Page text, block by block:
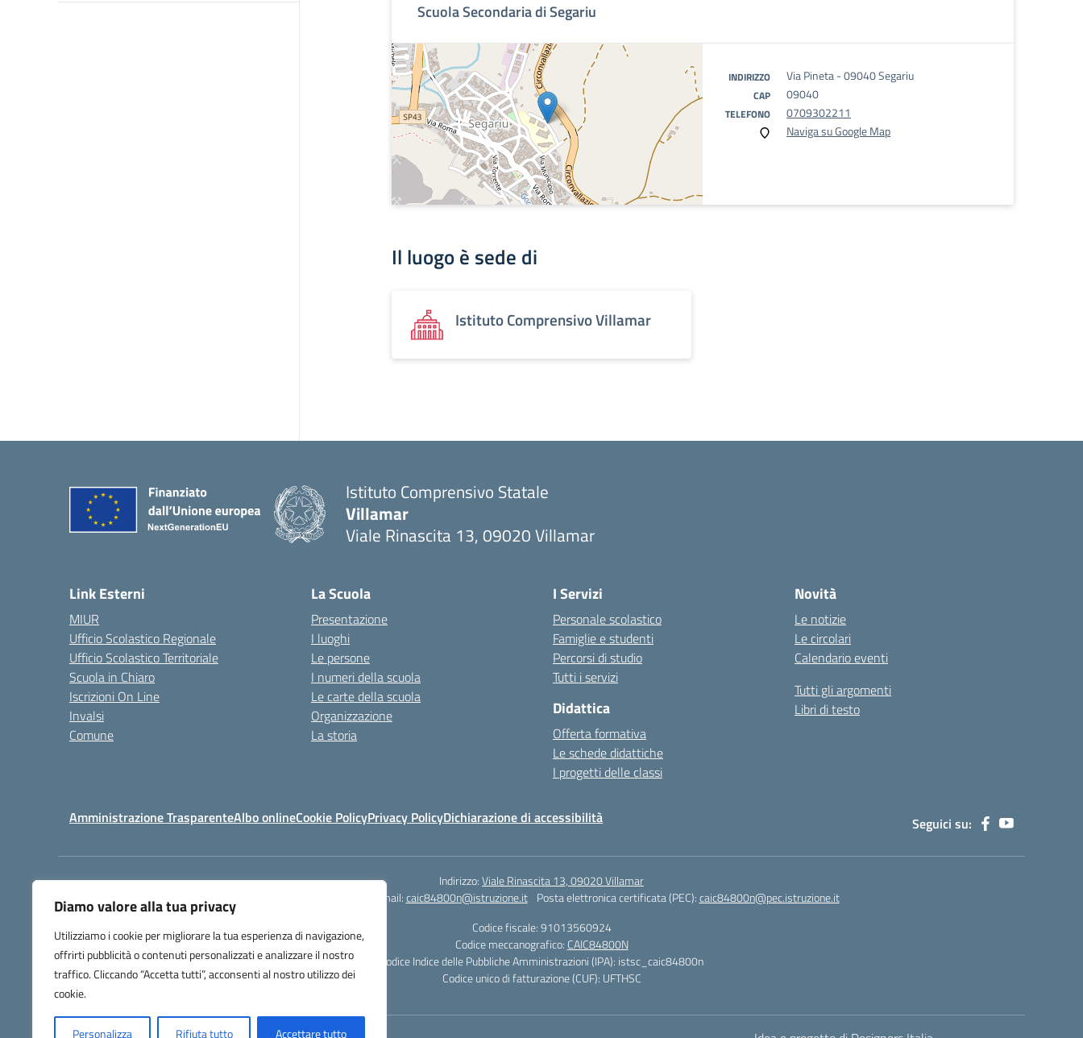
Diamo valore alla tua privacy
Utilizziamo i cookie per migliorare la tua esperienza di navigazione,
offrirti pubblicità o contenuti personalizzati e analizzare il nostro
traffico. Cliccando “Accetta tutti”, acconsenti al nostro utilizzo dei
cookie.
Personalizza Rifiuta tutto Accettare tutto
Scuola Secondaria di Segariu
INDIRIZZO Via Pineta - 09040 Segariu
CAP 09040
TELEFONO
0709302211
Naviga su Google Map
Il luogo è sede di
Istituto Comprensivo Villamar
Istituto Comprensivo Statale
Villamar
Viale Rinascita 13, 09020 Villamar
Link Esterni
MIUR
Ufficio Scolastico Regionale
Ufficio Scolastico Territoriale
Scuola in Chiaro
Iscrizioni On Line
Invalsi
Comune
La Scuola
Presentazione
I luoghi
Le persone
I numeri della scuola
Le carte della scuola
Organizzazione
La storia
I Servizi
Personale scolastico
Famiglie e studenti
Percorsi di studio
Tutti i servizi
Didattica
Offerta formativa
Le schede didattiche
I progetti delle classi
Novità
Le notizie
Le circolari
Calendario eventi
Tutti gli argomenti
Libri di testo
Amministrazione TrasparenteAlbo onlineCookie PolicyPrivacy PolicyDichiarazione di accessibilità Seguici su:
Indirizzo:Viale Rinascita 13, 09020 Villamar
Email:caic84800n@istruzione.it Posta elettronica certificata (PEC):caic84800n@pec.istruzione.it
Codice fiscale: 91013560924
Codice meccanografico: CAIC84800N
Codice Indice delle Pubbliche Amministrazioni (IPA): istsc_caic84800n
Codice unico di fatturazione (CUF): UFTHSC